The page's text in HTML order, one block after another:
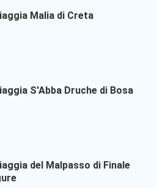
Malia di Creta
S'Abba Druche di Bosa
del Malpasso di Finale